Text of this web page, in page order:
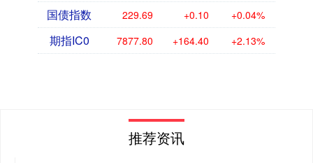
国债指数 229.69 +0.10 +0.04%
期指IC0 7877.80 +164.40 +2.13%
推荐资讯